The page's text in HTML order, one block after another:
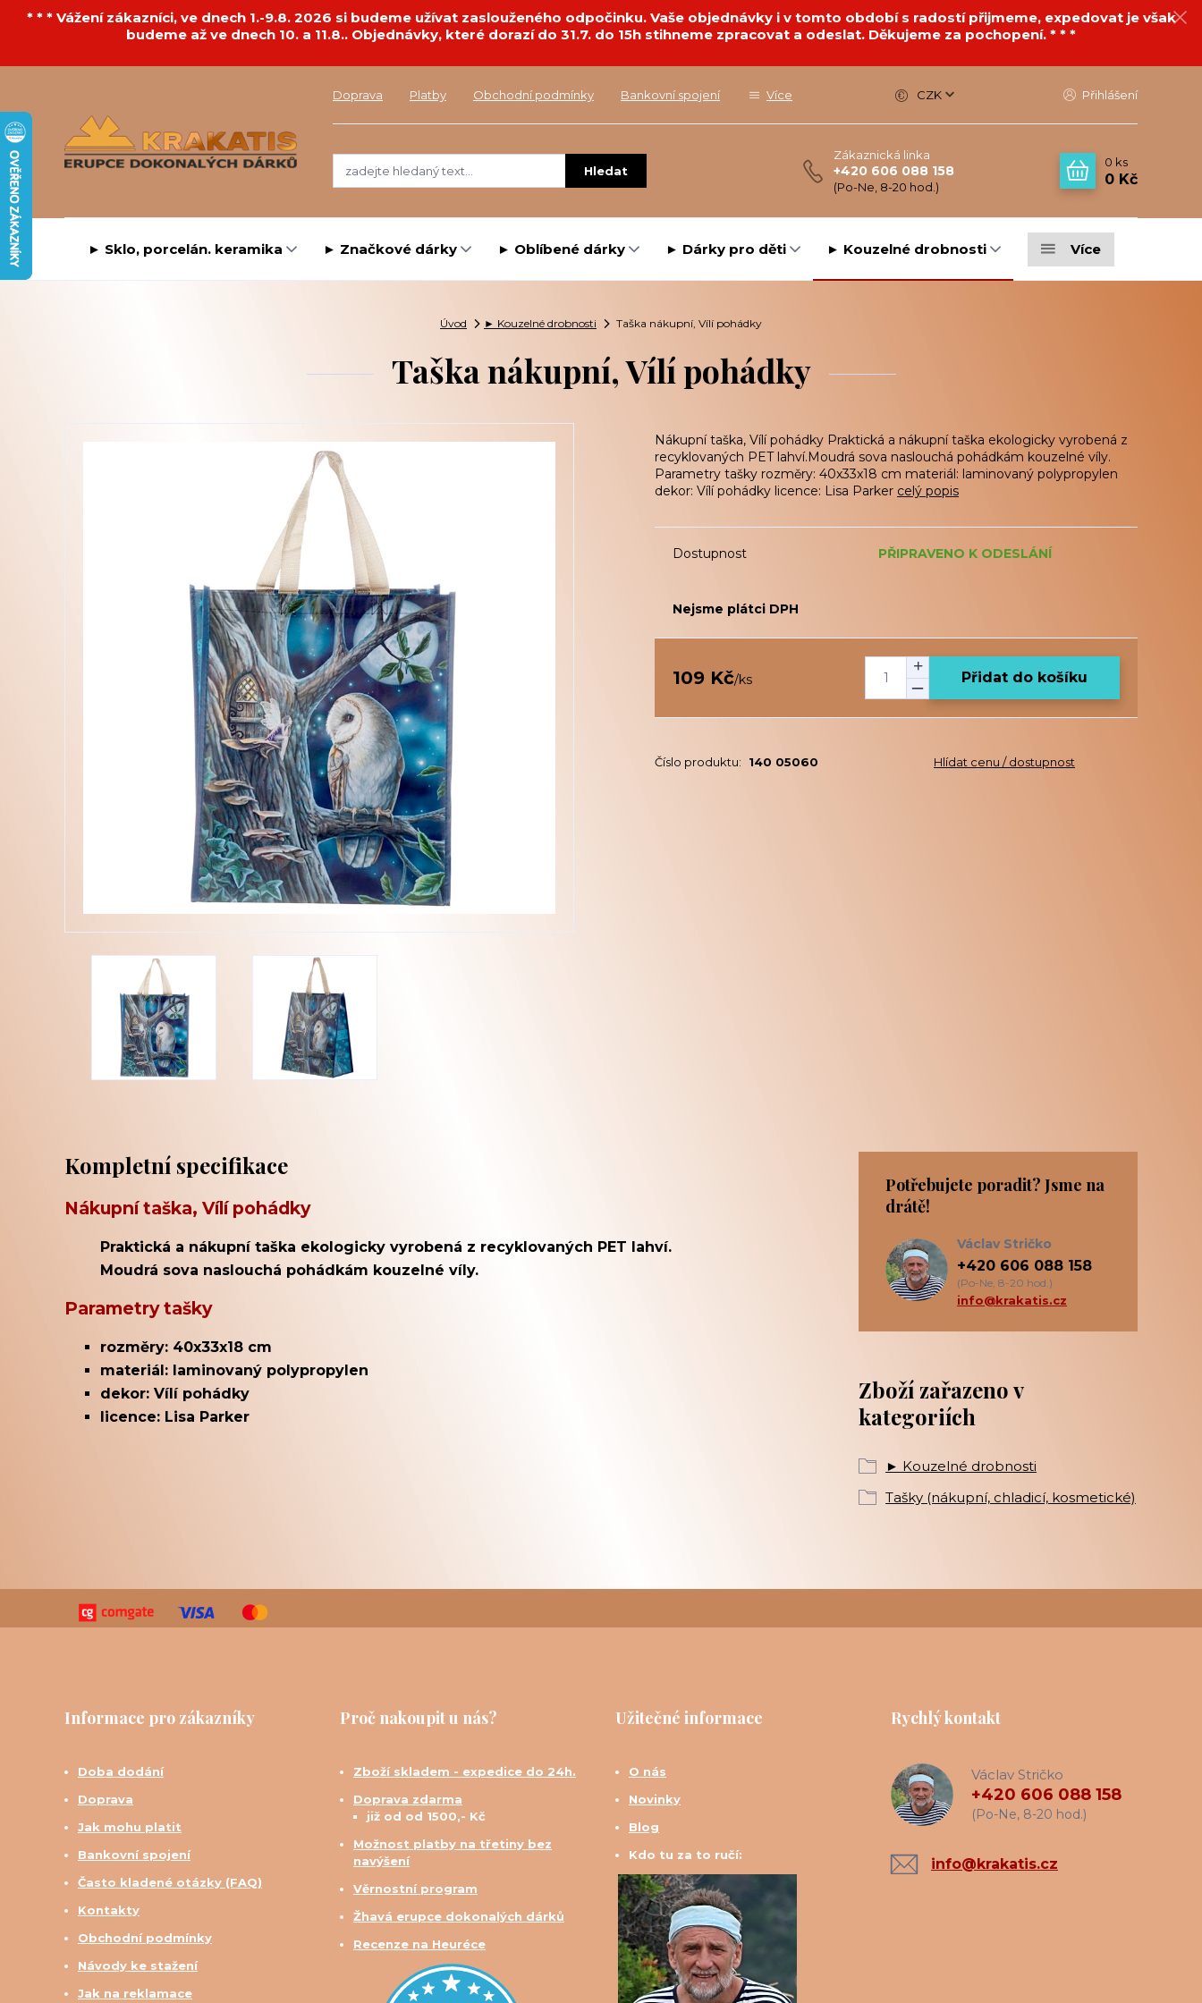
* * * Vážení zákazníci, ve dnech 1.-9.8. 2026 si budeme užívat zaslouženého odpočinku. Vaše objednávky i v tomto období s radostí přijmeme, expedovat je však
budeme až ve dnech 10. a 11.8.. Objednávky, které dorazí do 31.7. do 15h stihneme zpracovat a odeslat. Děkujeme za pochopení. * * *
Doprava Platby Obchodní podmínky Bankovní spojení Více CZK Přihlášení
Hledat
Zákaznická linka
+420 606 088 158
(Po-Ne, 8-20 hod.)
0 ks
0 Kč
► Sklo, porcelán. keramika ► Značkové dárky ► Oblíbené dárky ► Dárky pro děti ► Kouzelné drobnosti Více
Úvod ► Kouzelné drobnosti Taška nákupní, Vílí pohádky
Taška nákupní, Vílí pohádky
Nákupní taška, Vílí pohádky Praktická a nákupní taška ekologicky vyrobená z
recyklovaných PET lahví.Moudrá sova naslouchá pohádkám kouzelné víly.
Parametry tašky rozměry: 40x33x18 cm materiál: laminovaný polypropylen
dekor: Vílí pohádky licence: Lisa Parker celý popis
Dostupnost PŘIPRAVENO K ODESLÁNÍ
Nejsme plátci DPH
109 Kč/ks Přidat do košíku
Číslo produktu: 140 05060 Hlídat cenu / dostupnost
Kompletní specifikace
Nákupní taška, Vílí pohádky
Praktická a nákupní taška ekologicky vyrobená z recyklovaných PET lahví.
Moudrá sova naslouchá pohádkám kouzelné víly.
Parametry tašky
rozměry: 40x33x18 cm
materiál: laminovaný polypropylen
dekor: Vílí pohádky
licence: Lisa Parker
Zboží zařazeno v
kategoriích
► Kouzelné drobnosti
Tašky (nákupní, chladicí, kosmetické)
Potřebujete poradit? Jsme na
drátě!
Václav Stričko
+420 606 088 158
(Po-Ne, 8-20 hod.)
info@krakatis.cz
Informace pro zákazníky
Doba dodání
Doprava
Jak mohu platit
Bankovní spojení
Často kladené otázky (FAQ)
Kontakty
Obchodní podmínky
Návody ke stažení
Jak na reklamace
Proč nakoupit u nás?
Zboží skladem - expedice do 24h.
Doprava zdarma
již od od 1500,- Kč
Možnost platby na třetiny bez
navýšení
Věrnostní program
Žhavá erupce dokonalých dárků
Recenze na Heuréce
Užitečné informace
O nás
Novinky
Blog
Kdo tu za to ručí:
Rychlý kontakt
Václav Stričko
+420 606 088 158
(Po-Ne, 8-20 hod.)
info@krakatis.cz